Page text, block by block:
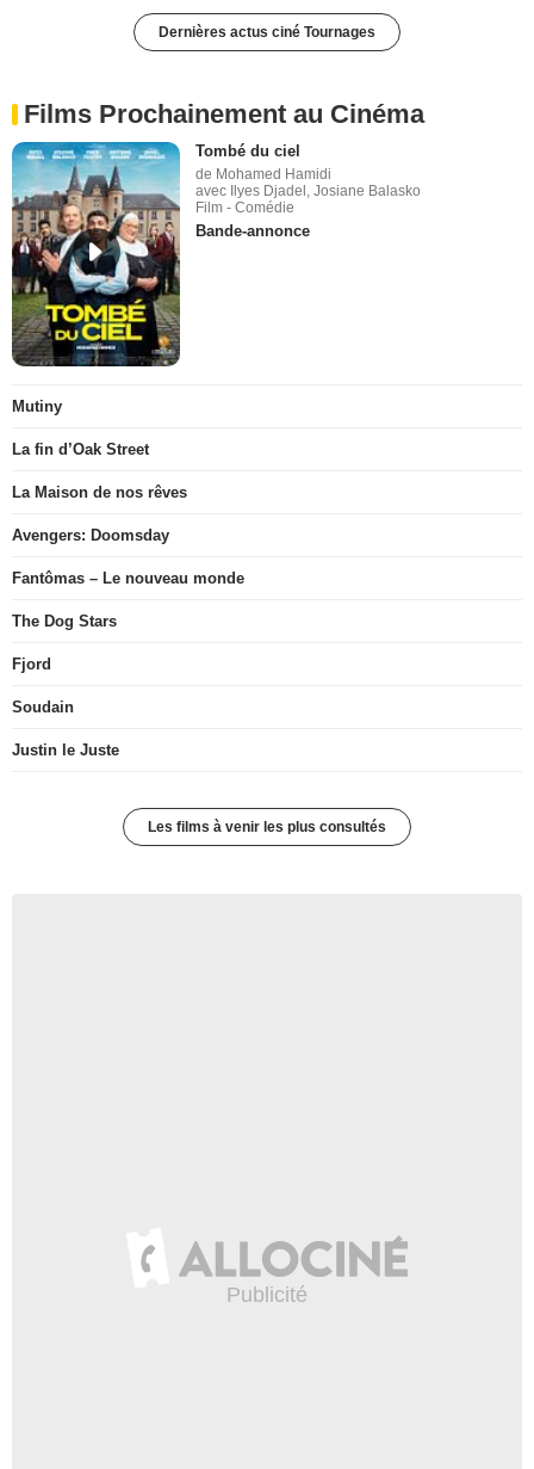
Dernières actus ciné Tournages
Films Prochainement au Cinéma
Tombé du ciel
de Mohamed Hamidi
avec Ilyes Djadel, Josiane Balasko
Film - Comédie
Bande-annonce
Mutiny
La fin d’Oak Street
La Maison de nos rêves
Avengers: Doomsday
Fantômas – Le nouveau monde
The Dog Stars
Fjord
Soudain
Justin le Juste
Les films à venir les plus consultés